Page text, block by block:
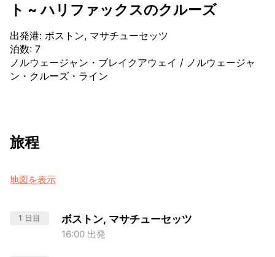
ト ~ ハリファックスのクルーズ
出発港: ボストン, マサチューセッツ
泊数: 7
ノルウェージャン・ブレイクアウェイ / ノルウェージャ
ン・クルーズ・ライン
旅程
地図を表示
1 日目 ボストン, マサチューセッツ
16:00 出発